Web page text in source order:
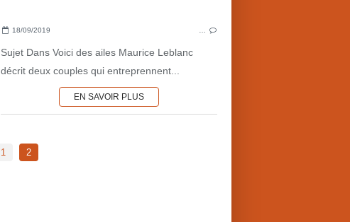
18/09/2019
Sujet Dans Voici des ailes Maurice Leblanc
décrit deux couples qui entreprennent...
EN SAVOIR PLUS
1 2